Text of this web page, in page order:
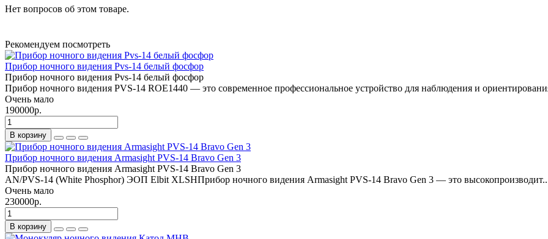
Нет вопросов об этом товаре.
Рекомендуем посмотреть
Прибор ночного видения Pvs-14 белый фосфор
Прибор ночного видения Pvs-14 белый фосфор
Прибор ночного видения PVS-14 ROE1440 — это современное профессиональное устройство для наблюдения и
Очень мало
190000р.
В корзину
Прибор ночного видения Armasight PVS-14 Bravo Gen 3
Прибор ночного видения Armasight PVS-14 Bravo Gen 3
AN/PVS-14 (White Phosphor) ЭОП Elbit XLSHПрибор ночного видения Armasight PVS-14 Bravo Gen 3 — это высокопроизводит..
Очень мало
230000р.
В корзину